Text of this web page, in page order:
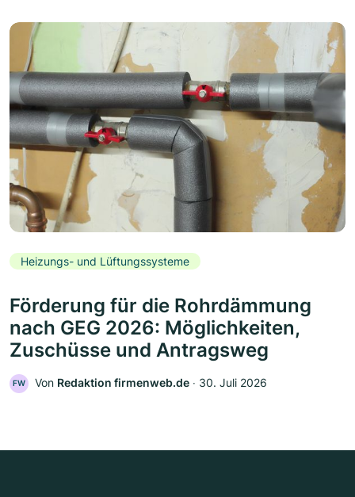
Heizungs- und Lüftungssysteme
Förderung für die Rohrdämmung
nach GEG 2026: Möglichkeiten,
Zuschüsse und Antragsweg
FW Von Redaktion firmenweb.de ‧ 30. Juli 2026